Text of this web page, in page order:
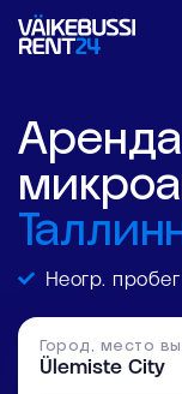
Аренда
Неогр.
Город, место
Ülemiste City